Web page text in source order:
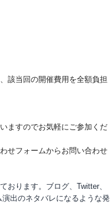
該当回の開催費用を全額負担
ますのでお気軽にご参加くだ
せフォームからお問い合わせ
おります。ブログ、Twitter、
出のネタバレになるような発